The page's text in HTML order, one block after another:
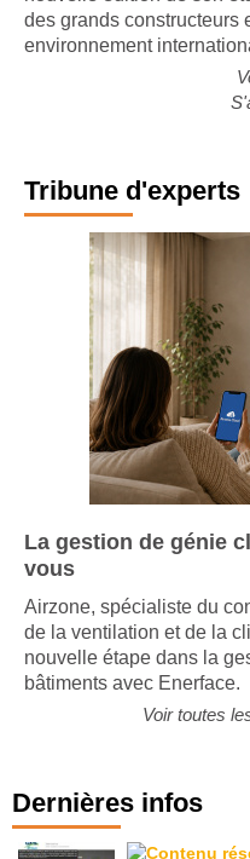
nouvelle édition de son
des grands constructeurs
Tribune d'experts
La gestion de génie
Airzone, spécialiste du
de la ventilation et de la
nouvelle étape dans la
Dernières infos